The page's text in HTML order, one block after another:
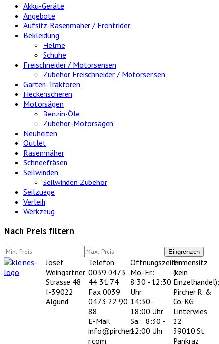
Akku-Geräte
Angebote
Aufsitz-Rasenmäher / Frontrider
Bekleidung
Helme
Schuhe
Freischneider / Motorsensen
Zubehör Freischneider / Motorsensen
Garten-Traktoren
Heckenscheren
Motorsägen
Benzin-Öle
Zubehör-Motorsägen
Neuheiten
Outlet
Rasenmäher
Schneefräsen
Seilwinden
Seilwinden Zubehör
Seilzuege
Verleih
Werkzeug
Nach Preis filtern
Eingrenzen
Josef
Weingartner
Strasse 48
I-39022
Algund
Telefon
0039 0473
44 31 74
Fax 0039
0473 22 90
88
E-Mail
info@pircher-
r.com
Öffnungszeiten
Mo.-Fr.:
8:30 - 12:30
Uhr
14:30 -
18:00 Uhr
Sa.: 8:30 -
12:00 Uhr
Firmensitz
(kein
Einzelhandel):
Pircher R. &
Co. KG
Linterwies
22
39010 St.
Pankraz